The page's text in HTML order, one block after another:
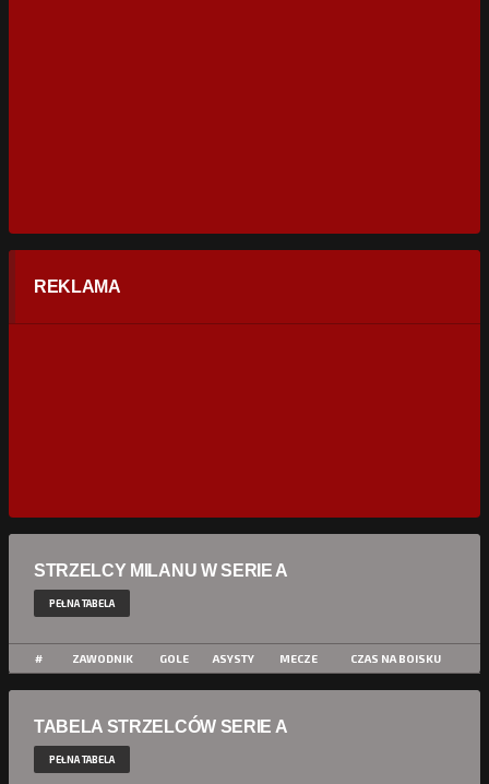
REKLAMA
STRZELCY MILANU W SERIE A
PEŁNA TABELA
# ZAWODNIK GOLE ASYSTY MECZE CZAS NA BOISKU
TABELA STRZELCÓW SERIE A
PEŁNA TABELA